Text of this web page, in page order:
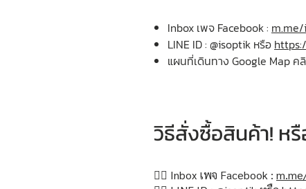
Inbox เพจ Facebook :
LINE ID : @isoptik หรือ
แผนที่เดินทาง Google Map ค
วิธีสั่งซื้อสินค้า! ห
👉🏻 Inbox เพจ Facebook :